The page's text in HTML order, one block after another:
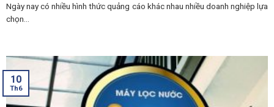
Ngày nay có nhiều hình thức quảng cáo khác nhau nhiều doanh nghiệp lựa
chọn...
10
Th6